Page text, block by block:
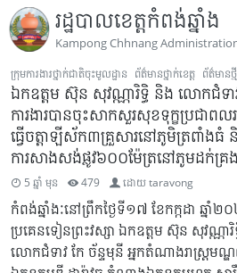
រដ្ឋបាលខេត្តកំពង់ឆ្នាំង
Kampong Chhnang
ក្រុមការងារថ្នាក់ជាតិចុះមូលដ្ឋាន ព័ត៌មានថ្នាក់ខេត្ត ព័ត៌មានថ្
ឯកឧត្តម ស៊ុន សុវណ្ណារិទ្ធិ និង លោកជំទា
ការងារបានចុះសាកសួរសុខទុក្ខប្រជាពល
ធ្វើចត្តាឡីស័ក៣គ្រួសារនៅភូមិត្រពាំងធំ
ការសាងសង់ផ្លូវ៦០០ម៉ែត្រនៅភូមដក់គ្
5 ឆ្នាំ មុន 479 ដោយtaravong
កំពង់ឆ្នាំងៈនៅព្រឹកថ្ងៃទី១៧ ខែកក្កដា ឆ្នាំ២
ប្រគេនទៀនព្រះវស្សា ឯកឧត្តម ស៊ុន សុវណ្ណា
លោកជំទាវ កែ ច័ន្ទមុនី អ្នកតំណាងរាស្រ្តម